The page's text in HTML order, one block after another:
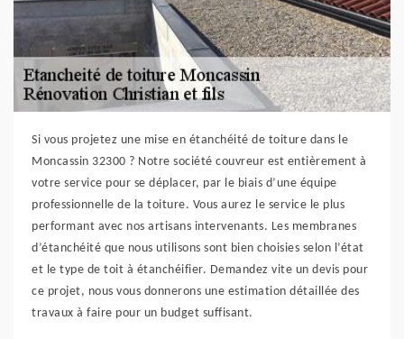
Si vous projetez une mise en étanchéité de toiture dans le
Moncassin 32300 ? Notre société couvreur est entièrement à
votre service pour se déplacer, par le biais d’une équipe
professionnelle de la toiture. Vous aurez le service le plus
performant avec nos artisans intervenants. Les membranes
d’étanchéité que nous utilisons sont bien choisies selon l’état
et le type de toit à étanchéifier. Demandez vite un devis pour
ce projet, nous vous donnerons une estimation détaillée des
travaux à faire pour un budget suffisant.